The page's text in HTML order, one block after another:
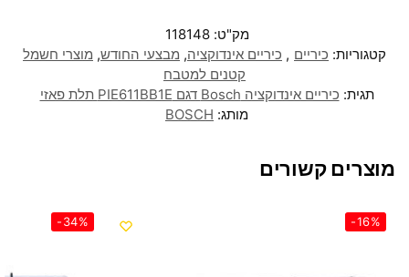
מק"ט:118148
קטגוריות: כיריים , כיריים אינדוקציה, מבצעי החודש, מוצרי חשמל
קטנים למטבח
תגית: כיריים אינדוקציה Bosch דגם PIE611BB1E תלת פאזי
מותג: BOSCH
מוצרים קשורים
-16%
-34%